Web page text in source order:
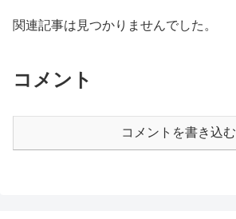
関連記事は見つかりませんでした。
コメント
コメントを書き込む